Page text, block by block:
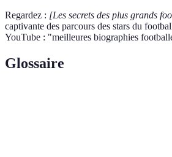
Regardez : [Les secrets des plus grands
captivante des parcours des stars du
YouTube : "meilleures biographies
Glossaire